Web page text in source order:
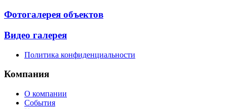
Фотогалерея объектов
Видео галерея
Политика конфиденциальности
Компания
О компании
События